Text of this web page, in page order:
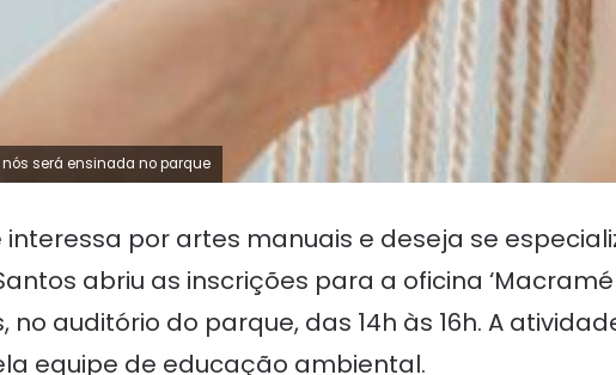
será ensinada no parque
interessa por artes manuais e deseja se
abriu as inscrições para a oficina
no auditório do parque, das 14h às 16h. A
equipe de educação ambiental.